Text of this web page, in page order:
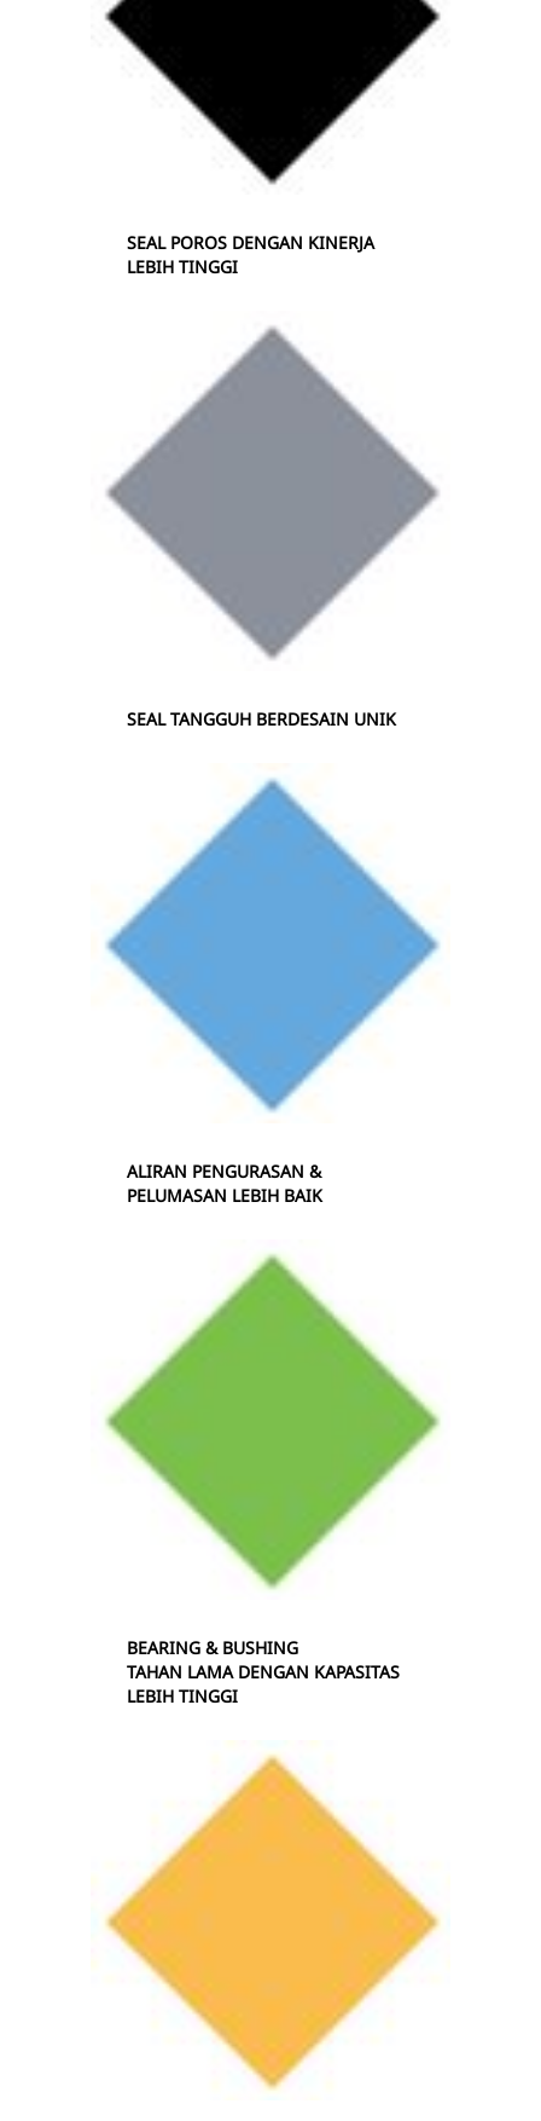
SEAL POROS DENGAN KINERJA
LEBIH TINGGI
SEAL TANGGUH BERDESAIN UNIK
ALIRAN PENGURASAN &
PELUMASAN LEBIH BAIK
BEARING & BUSHING
TAHAN LAMA DENGAN KAPASITAS
LEBIH TINGGI